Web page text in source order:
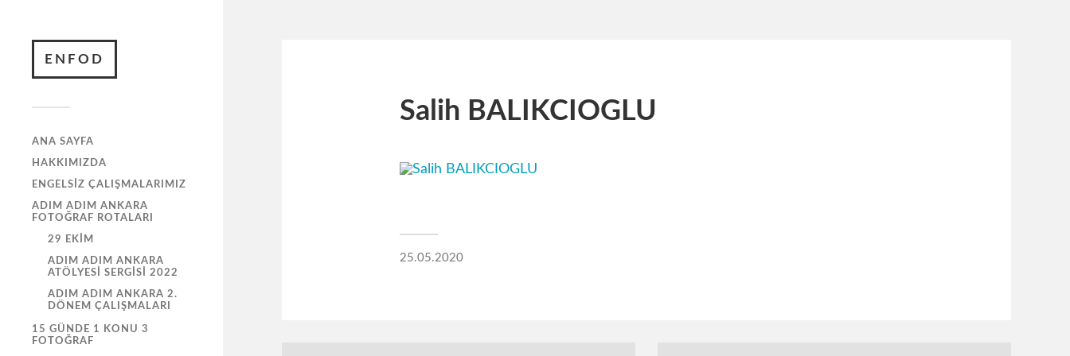
ENFOD
ANA SAYFA
HAKKIMIZDA
ENGELSIZ ÇALIŞMALARIMIZ
ADIM ADIM ANKARA
FOTOĞRAF ROTALARI
29 EKIM
ADIM ADIM ANKARA
ATÖLYESI SERGISI 2022
ADIM ADIM ANKARA 2.
DÖNEM ÇALIŞMALARI
15 GÜNDE 1 KONU 3
FOTOĞRAF
Salih BALIKCIOGLU
25.05.2020